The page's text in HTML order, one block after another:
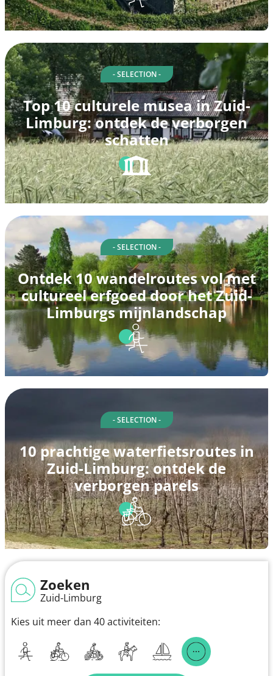
- SELECTION -
Top 10 culturele musea in Zuid-
Limburg: ontdek de verborgen
schatten
- SELECTION -
Ontdek 10 wandelroutes vol met
cultureel erfgoed door het Zuid-
Limburgs mijnlandschap
- SELECTION -
10 prachtige waterfietsroutes in
Zuid-Limburg: ontdek de
verborgen parels
Zoeken
Zuid-Limburg
Kies uit meer dan 40 activiteiten: